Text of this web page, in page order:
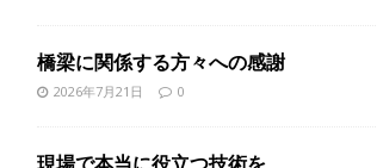
橋梁に関係する方々への感謝
2026年7月21日 0
現場で本当に役立つ技術を